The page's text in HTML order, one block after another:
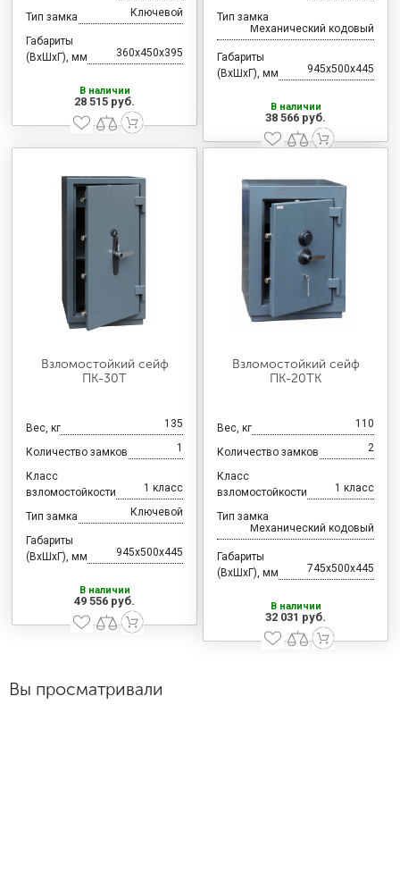
Тип замка Ключевой
Габариты
(ВхШхГ), мм
360x450x395
В наличии
28 515 руб.
Тип замка
Механический кодовый
Габариты
(ВхШхГ), мм
945x500x445
В наличии
38 566 руб.
Взломостойкий сейф
ПК-30Т
Вес, кг 135
Количество замков 1
Класс
взломостойкости
1 класс
Тип замка Ключевой
Габариты
(ВхШхГ), мм
945x500x445
В наличии
49 556 руб.
Взломостойкий сейф
ПК-20ТК
Вес, кг 110
Количество замков 2
Класс
взломостойкости
1 класс
Тип замка
Механический кодовый
Габариты
(ВхШхГ), мм
745x500x445
В наличии
32 031 руб.
Вы просматривали